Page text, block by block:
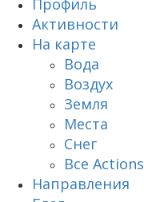
Профиль
Активности
На карте
Вода
Воздух
Земля
Места
Снег
Все Actions
Направления